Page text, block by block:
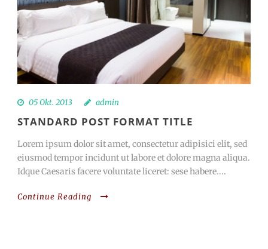
05 Okt. 2013 admin
STANDARD POST FORMAT TITLE
Lorem ipsum dolor sit amet, consectetur adipisici elit, sed
eiusmod tempor incidunt ut labore et dolore magna aliqua.
Idque Caesaris facere voluntate liceret: sese habere....
Continue Reading